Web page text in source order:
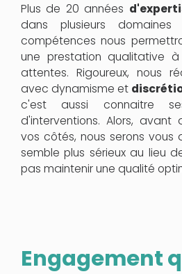
Plus de 20 années
dans plusieurs
compétences nous
une prestation qualitative
attentes. Rigoureux, nous
avec dynamisme et
c'est aussi connaitre
d'interventions. Alors,
vos côtés, nous serons vous
semble plus sérieux au lieu
pas maintenir une qualité
Engagement